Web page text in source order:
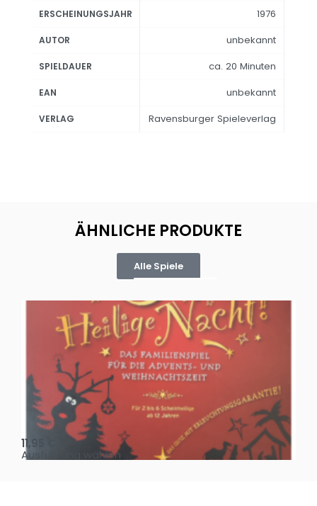
ERSCHEINUNGSJAHR 1976
AUTOR unbekannt
SPIELDAUER ca. 20 Minuten
EAN unbekannt
VERLAG Ravensburger Spieleverlag
ÄHNLICHE PRODUKTE
Alle Spiele
Oh, heilige Nacht!
11,95
Ausführung wählen